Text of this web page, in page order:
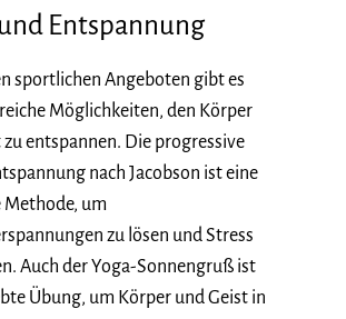
Entspannung
sportlichen Angeboten gibt es
Möglichkeiten, den Körper
zu entspannen. Die progressive
nach Jacobson ist eine
Methode, um
zu lösen und Stress
Auch der Yoga-Sonnengruß ist
Übung, um Körper und Geist in